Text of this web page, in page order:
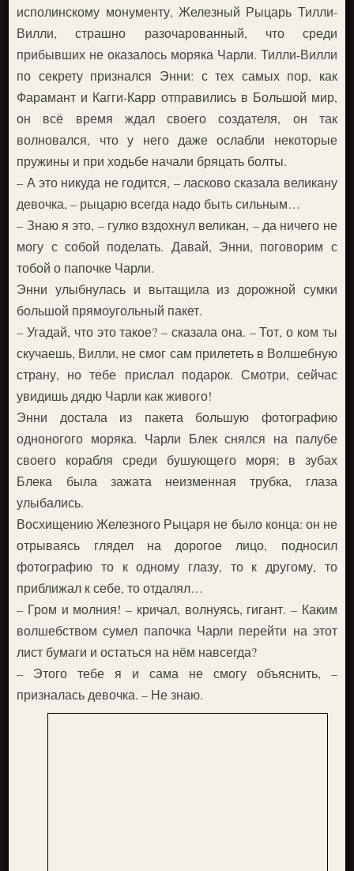
исполинскому монументу, Железный Рыцарь Тилли-
Вилли, страшно разочарованный, что среди
прибывших не оказалось моряка Чарли. Тилли-Вилли
по секрету признался Энни: с тех самых пор, как
Фарамант и Кагги-Карр отправились в Большой мир,
он всё время ждал своего создателя, он так
волновался, что у него даже ослабли некоторые
пружины и при ходьбе начали бряцать болты.
– А это никуда не годится, – ласково сказала великану
девочка, – рыцарю всегда надо быть сильным…
– Знаю я это, – гулко вздохнул великан, – да ничего не
могу с собой поделать. Давай, Энни, поговорим с
тобой о папочке Чарли.
Энни улыбнулась и вытащила из дорожной сумки
большой прямоугольный пакет.
– Угадай, что это такое? – сказала она. – Тот, о ком ты
скучаешь, Вилли, не смог сам прилететь в Волшебную
страну, но тебе прислал подарок. Смотри, сейчас
увидишь дядю Чарли как живого!
Энни достала из пакета большую фотографию
одноногого моряка. Чарли Блек снялся на палубе
своего корабля среди бушующего моря; в зубах
Блека была зажата неизменная трубка, глаза
улыбались.
Восхищению Железного Рыцаря не было конца: он не
отрываясь глядел на дорогое лицо, подносил
фотографию то к одному глазу, то к другому, то
приближал к себе, то отдалял…
– Гром и молния! – кричал, волнуясь, гигант. – Каким
волшебством сумел папочка Чарли перейти на этот
лист бумаги и остаться на нём навсегда?
– Этого тебе я и сама не смогу объяснить, –
призналась девочка. – Не знаю.